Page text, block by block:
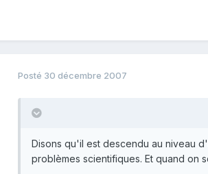
Posté 30 décembre 2007
Disons qu'il est descendu au niveau
problèmes scientifiques. Et quand on